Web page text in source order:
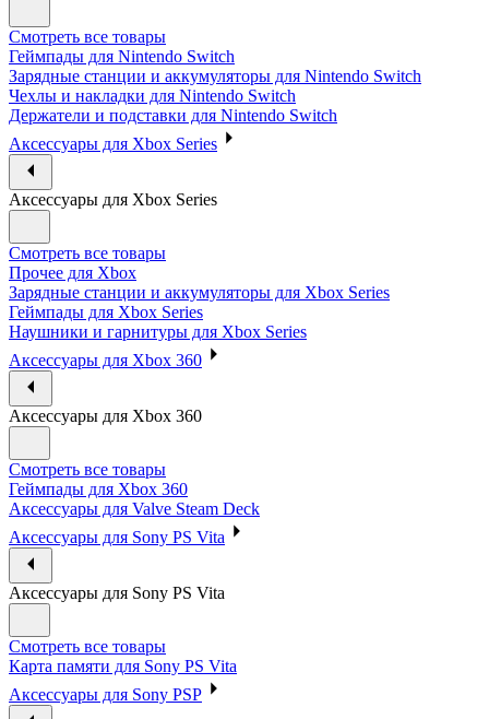
Смотреть все товары
Геймпады для Nintendo Switch
Зарядные станции и аккумуляторы для Nintendo Switch
Чехлы и накладки для Nintendo Switch
Держатели и подставки для Nintendo Switch
Аксессуары для Xbox Series
Аксессуары для Xbox Series
Смотреть все товары
Прочее для Xbox
Зарядные станции и аккумуляторы для Xbox Series
Геймпады для Xbox Series
Наушники и гарнитуры для Xbox Series
Аксессуары для Xbox 360
Аксессуары для Xbox 360
Смотреть все товары
Геймпады для Xbox 360
Аксессуары для Valve Steam Deck
Аксессуары для Sony PS Vita
Аксессуары для Sony PS Vita
Смотреть все товары
Карта памяти для Sony PS Vita
Аксессуары для Sony PSP